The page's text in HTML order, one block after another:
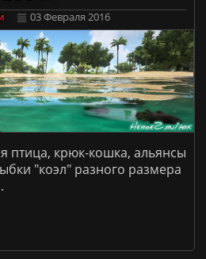
03 Февраля 2016
птица, крюк-кошка, альянсы
"коэл" разного размера